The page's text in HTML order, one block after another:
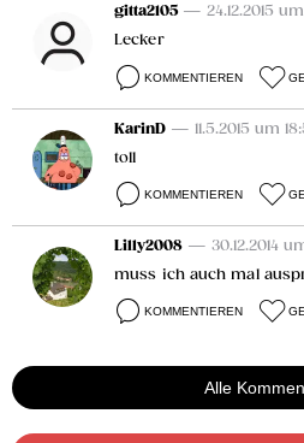
gitta2105 — 24.12.2015
Lecker
KOMMENTIEREN
KarinD — 11.5.2015 um
toll
KOMMENTIEREN
Lilly2008 — 30.12.2014
muss ich auch mal
KOMMENTIEREN
Alle